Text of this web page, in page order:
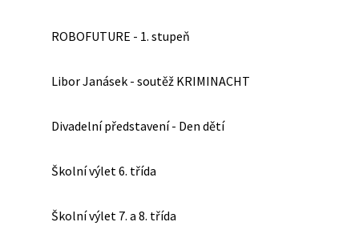
ROBOFUTURE - 1. stupeň
Libor Janásek - soutěž KRIMINACHT
Divadelní představení - Den dětí
Školní výlet 6. třída
Školní výlet 7. a 8. třída